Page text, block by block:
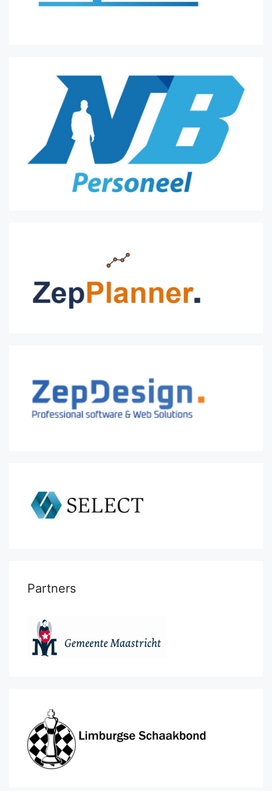
Partners